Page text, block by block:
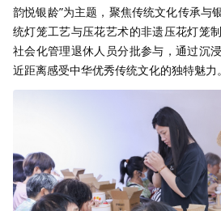
韵悦银龄”为主题，聚焦传统文化传承与
统灯笼工艺与压花艺术的非遗压花灯笼
社会化管理退休人员分批参与，通过沉
近距离感受中华优秀传统文化的独特魅力。